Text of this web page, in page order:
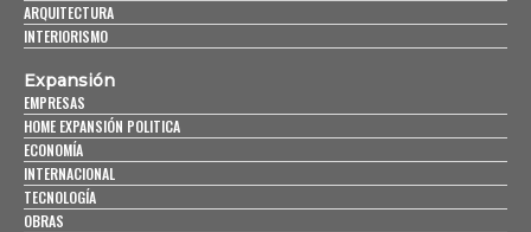
ARQUITECTURA
INTERIORISMO
Expansión
EMPRESAS
HOME EXPANSIÓN POLITICA
ECONOMÍA
INTERNACIONAL
TECNOLOGÍA
OBRAS